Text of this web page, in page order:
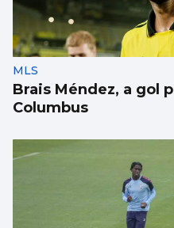
MLS
Brais Méndez, a gol
Columbus